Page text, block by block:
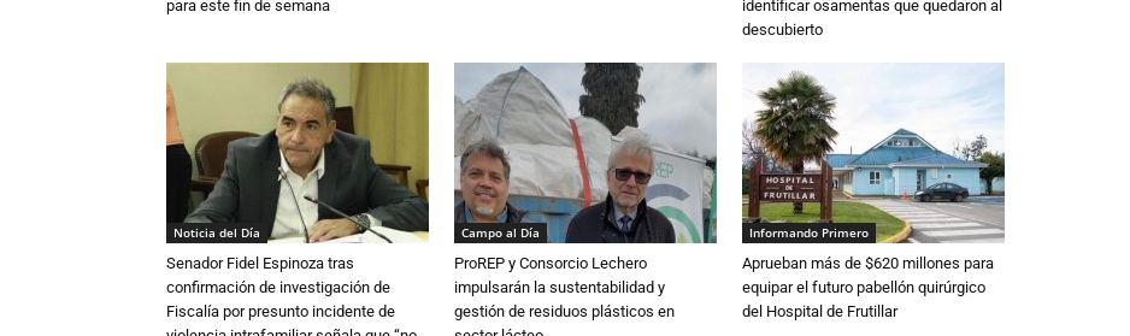
para este fin de semana
identificar osamentas que quedaron al
descubierto
Noticia del Día
Senador Fidel Espinoza tras
confirmación de investigación de
Fiscalía por presunto incidente de
Campo al Día
ProREP y Consorcio Lechero
impulsarán la sustentabilidad y
gestión de residuos plásticos en
Informando Primero
Aprueban más de $620 millones para
equipar el futuro pabellón quirúrgico
del Hospital de Frutillar